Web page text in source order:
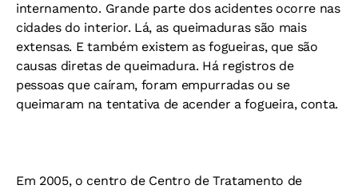
internamento. Grande parte dos acidentes ocorre nas
cidades do interior. Lá, as queimaduras são mais
extensas. E também existem as fogueiras, que são
causas diretas de queimadura. Há registros de
pessoas que caíram, foram empurradas ou se
queimaram na tentativa de acender a fogueira, conta.
Em 2005, o centro de Centro de Tratamento de